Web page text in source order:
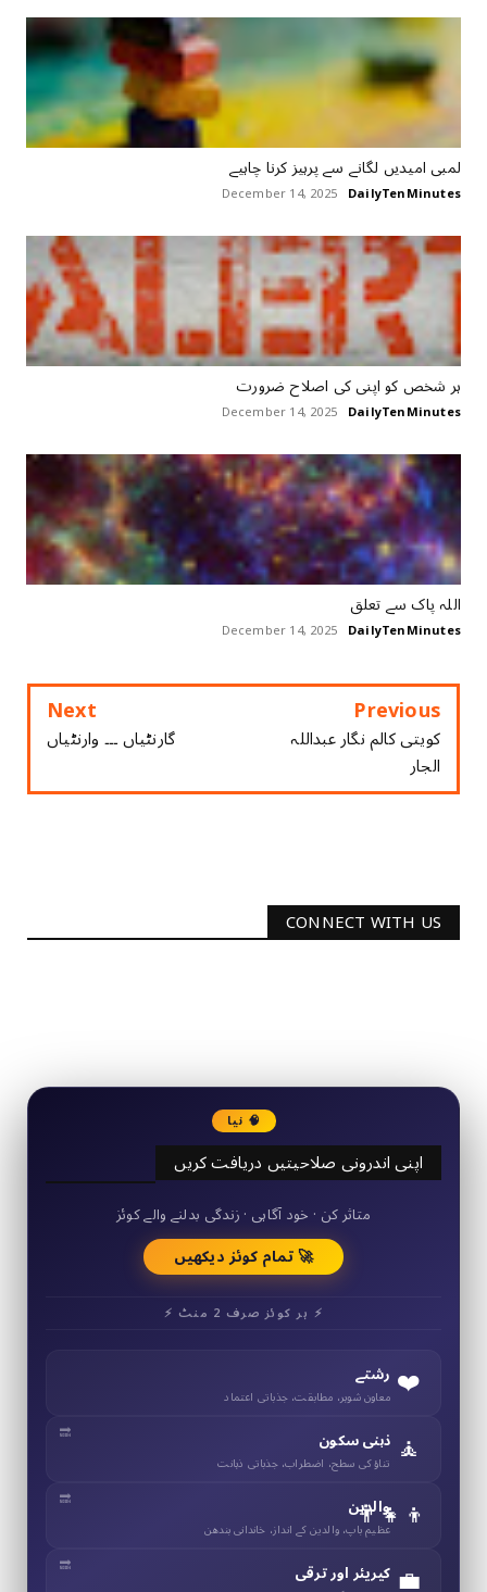
لمبی امیدیں لگانے سے پرہیز کرنا چاہیے
DailyTenMinutes
December 14, 2025
ہر شخص کو اپنی کی اصلاح ضرورت
DailyTenMinutes
December 14, 2025
اللہ پاک سے ‏تعلق
DailyTenMinutes
December 14, 2025
Previous
کویتی کالم نگار عبداللہ
الجار
Next
گارنٹیاں ۔۔۔ وارنٹیاں
CONNECT WITH US
🧠 نیا
اپنی اندرونی صلاحیتیں دریافت کریں
50+ مختصر کوئز
متاثر کن · خود آگاہی · زندگی بدلنے والے کوئز
🚀 تمام کوئز دیکھیں
⚡ ہر کوئز صرف 2 منٹ ⚡
❤️ رشتے
معاون شوہر، مطابقت، جذباتی اعتماد
🧘 ذہنی سکون
تناؤ کی سطح، اضطراب، جذباتی ذہانت
👨‍👧‍👦
والدین
عظیم باپ، والدین کے انداز، خاندانی بندھن
💼 کیریئر اور ترقی